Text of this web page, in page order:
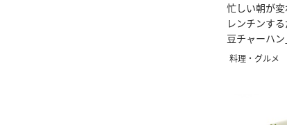
忙しい朝が
レンチンす
豆チャーハ
料理・グルメ